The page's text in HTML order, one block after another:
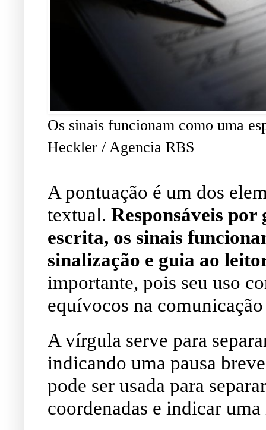
Os sinais funcionam como uma
Heckler / Agencia RBS
A pontuação é um dos
textual. Responsáveis
escrita, os sinais
sinalização e guia ao
importante, pois seu uso
equívocos na
A vírgula serve para
indicando uma pausa
pode ser usada para
coordenadas e indicar